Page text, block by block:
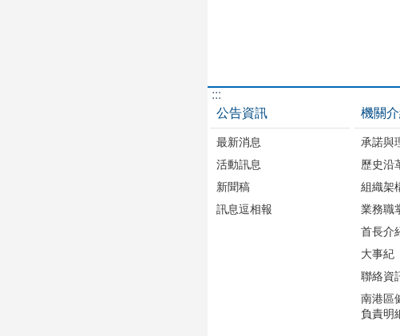
:::
公告資訊
最新消息
活動訊息
新聞稿
訊息逗相報
機關
承諾與
歷史沿
組織架
業務職
首長介
大事紀
聯絡資
南港區
負責明